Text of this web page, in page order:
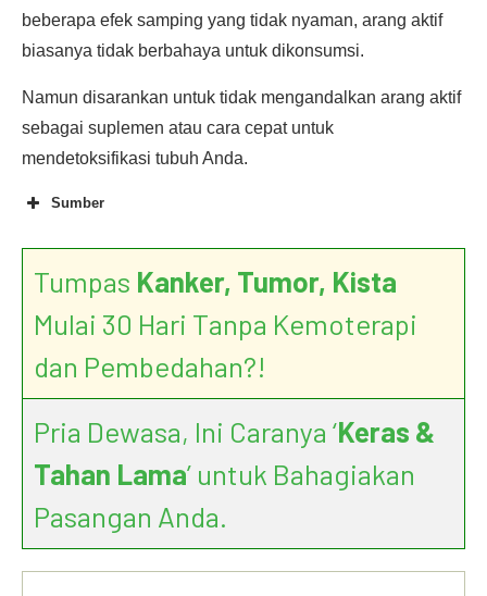
beberapa efek samping yang tidak nyaman, arang aktif
biasanya tidak berbahaya untuk dikonsumsi.
Namun disarankan untuk tidak mengandalkan arang aktif
sebagai suplemen atau cara cepat untuk
mendetoksifikasi tubuh Anda.
Sumber
Tumpas Kanker, Tumor, Kista
Mulai 30 Hari Tanpa Kemoterapi
dan Pembedahan?!
Pria Dewasa, Ini Caranya ‘Keras &
Tahan Lama’ untuk Bahagiakan
Pasangan Anda.